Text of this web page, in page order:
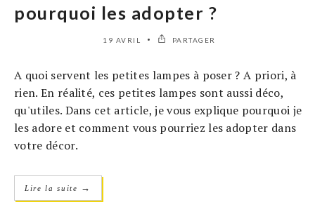
pourquoi les adopter ?
19 AVRIL PARTAGER
A quoi servent les petites lampes à poser ? A priori, à
rien. En réalité, ces petites lampes sont aussi déco,
qu'utiles. Dans cet article, je vous explique pourquoi je
les adore et comment vous pourriez les adopter dans
votre décor.
Lire la suite →